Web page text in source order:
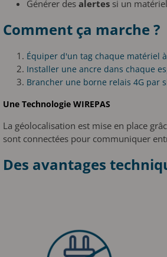
Générer des alertes si un
Comment ça marche ?
Équiper d'un tag chaque matériel
Installer une ancre dans chaque
Brancher une borne relais 4G par
Une Technologie WIREPAS
La géolocalisation est mise en place
sont connectées pour communiquer
Des avantages